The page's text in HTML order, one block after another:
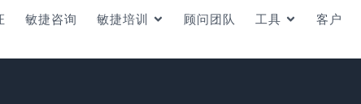
敏捷咨询 敏捷培训 顾问团队 工具 客户